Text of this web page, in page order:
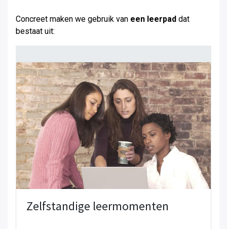
Concreet maken we gebruik van een leerpad dat
bestaat uit:
Zelfstandige leermomenten